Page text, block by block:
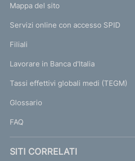
m
e
a
g
L
N
K
T
I
I
Mappa del sito
Servizi online con accesso SPID
Filiali
Lavorare in Banca d'Italia
Tassi effettivi globali medi (TEGM)
Glossario
FAQ
SITI CORRELATI